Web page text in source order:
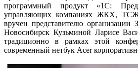
программный продукт «1С:
управляющих компаниях ЖКХ,
вручен представителю
Новосибирск Кузьминой Ларисе
традиционно в рамках этой
современный нетбук Acer